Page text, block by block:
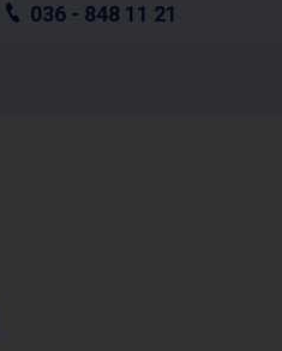
036 - 848 11 21